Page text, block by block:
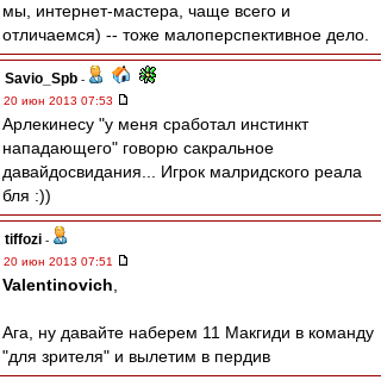
мы, интернет-мастера, чаще всего и
отличаемся) -- тоже малоперспективное дело.
Savio_Spb -
20 июн 2013 07:53
Арлекинесу "у меня сработал инстинкт
нападающего" говорю сакральное
давайдосвидания... Игрок малридского реала
бля :))
tiffozi -
20 июн 2013 07:51
Valentinovich
Ага, ну давайте наберем 11 Макгиди в команду
"для зрителя" и вылетим в пердив